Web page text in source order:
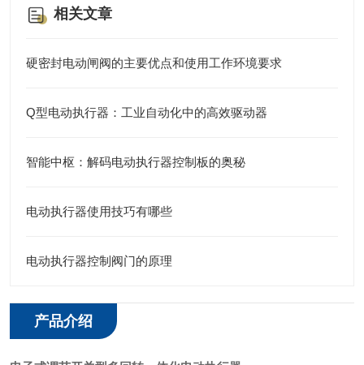
相关文章
硬密封电动闸阀的主要优点和使用工作环境要求
Q型电动执行器：工业自动化中的高效驱动器
智能中枢：解码电动执行器控制板的奥秘
电动执行器使用技巧有哪些
电动执行器控制阀门的原理
产品介绍